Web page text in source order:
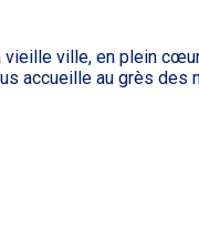
ville, en plein
accueille au grès des